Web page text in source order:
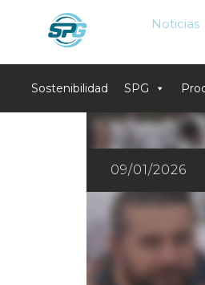
Noticias
Sostenibilidad SPG
09/01/2026